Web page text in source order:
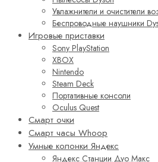
Увлажнители и очистители
Беспроводные наушники
Игровые приставки
Sony PlayStation
XBOX
Nintendo
Steam Deck
Портативные консоли
Oculus Quest
Смарт очки
Смарт часы Whoop
Умные колонки Яндекс
Яндекс Станции Дуо Макс